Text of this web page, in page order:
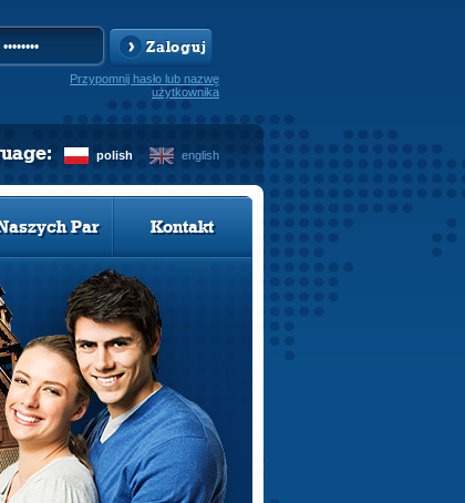
Zaloguj
Przypomnij hasło lub nazwę
użytkownika
polish english
Par Kontakt